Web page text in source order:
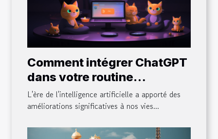
Comment intégrer ChatGPT
dans votre routine
quotidienne
L'ère de l'intelligence artificielle a apporté des
améliorations significatives à nos vies...